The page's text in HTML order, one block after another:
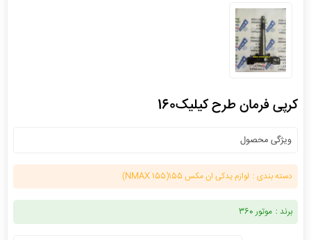
کرپی فرمان طرح کیلیک160
ویژگی محصول
دسته بندی : لوازم یدکی ان مکس 155(NMAX 155)
برند : موتور 360